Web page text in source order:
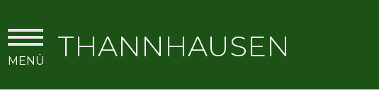
THANNHAUSEN